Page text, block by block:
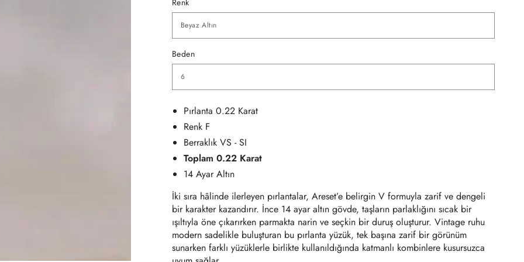
Beden
Pırlanta 0.22 Karat
Renk F
Berraklık VS - SI
Toplam 0.22 Karat
14 Ayar Altın
İki sıra hâlinde ilerleyen pırlantalar, Areset’e belirgin V formuyla zarif ve dengeli
bir karakter kazandırır. İnce 14 ayar altın gövde, taşların parlaklığını sıcak bir
ışıltıyla öne çıkarırken parmakta narin ve seçkin bir duruş oluşturur. Vintage ruhu
modern sadelikle buluşturan bu pırlanta yüzük, tek başına zarif bir görünüm
sunarken farklı yüzüklerle birlikte kullanıldığında katmanlı kombinlere kusursuzca